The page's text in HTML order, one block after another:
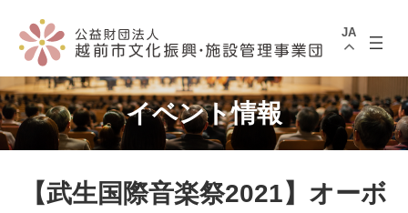
へ
ス
キ
ッ
プ
ョ
ン
に
移
動
JA
イベント情報
【武生国際音楽祭2021】オーボ